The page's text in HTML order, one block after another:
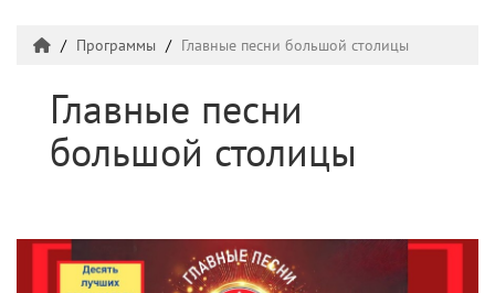
Программы Главные песни большой столицы
Главные песни
большой столицы